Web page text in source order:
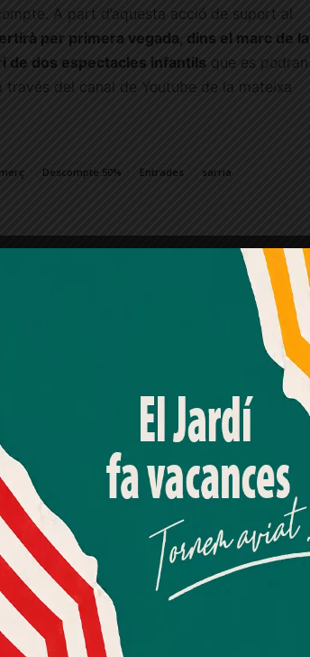
A part d’aquesta acció de suport al
per primera vegada, dins el marc de la
de dos espectacles infantils que es podran
del canal de Youtube de la mateixa
Descompte 50% Entrades sarria
sobre el final de
l’L8 asfixia els
carrer Muntaner
una situació
tall del carrer mentre el
ja s'estan prenent totes
La
Galvany
premi
El guardó
Amb el seu acord, nosaltres fem servir galetes o
tecnologies similars per emmagatzemar, accedir i
processar dades personals com la seva visita a
web. Pot retirar el seu consentiment o oposar-se
processament de dades basat en interessos
qualsevol moment fent clic a "Ajustos de
nostra Política de privacitat en aquest lloc web.
"acceptar" dones el teu consentiment
Més informació Acceptar Rebutjar tot
Quan l’usuari crea un compte al Diari el Jardí,
consentiment explícit per rebre
informatives relacionades amb el servei.
consentiment pot ser revocat en qualsevol
mitjançant l’enllaç de baixa present a tots els